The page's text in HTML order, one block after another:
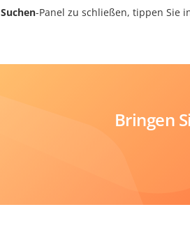
Suchen-Panel zu schließen, tippen Sie
Bringen